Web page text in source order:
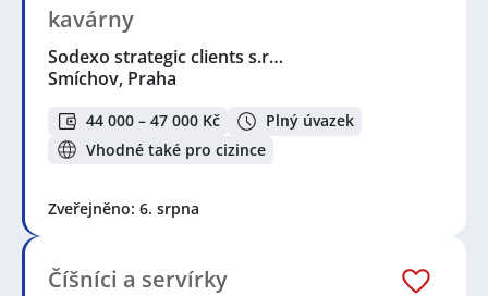
kavárny
Sodexo strategic clients s.r…
Smíchov, Praha
44 000 – 47 000 Kč
Plný úvazek
Vhodné také pro cizince
Zveřejněno: 6. srpna
Číšníci a servírky